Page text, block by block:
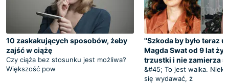
10 zaskakujących sposobów, żeby
zajść w ciążę
Czy ciąża bez stosunku jest możliwa?
Większość pow
''Szkoda by było teraz
Magda Swat od 9 lat
trzustki i nie zamierza
&#45; To jest walka.
się wydawać, ż